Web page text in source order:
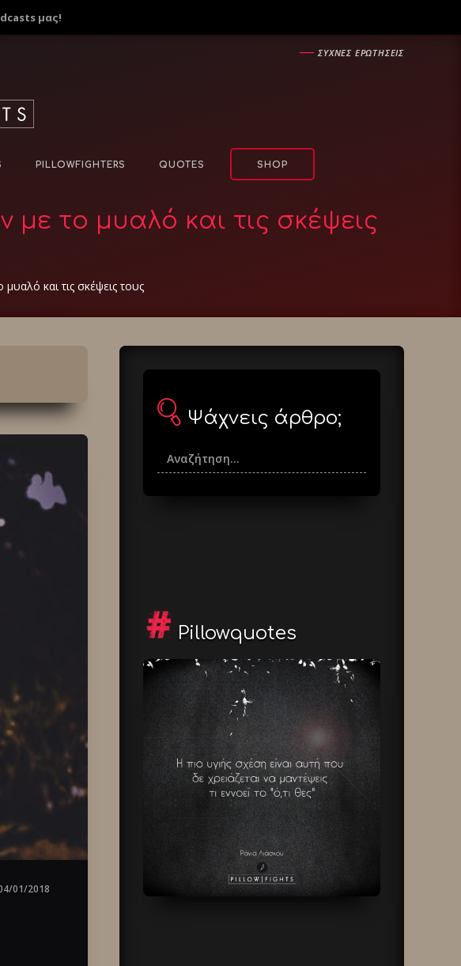
μας!
―ΣΥΧΝΕΣ ΕΡΩΤΗΣΕΙΣ
PILLOWFIGHTERS QUOTES SHOP
το μυαλό και τις σκέψεις
και τις σκέψεις τους
01/2018
Ψάχνεις άρθρο;
Pillowquotes